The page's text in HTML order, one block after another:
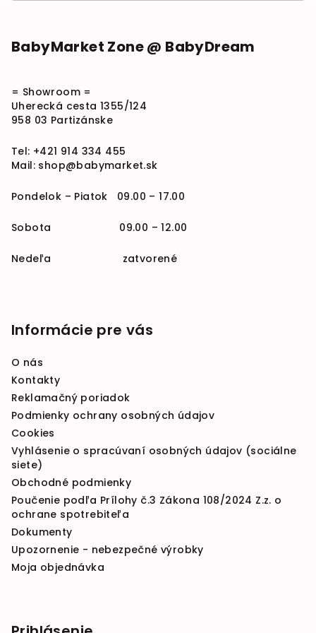
BabyMarket Zone @ BabyDream
= Showroom =
Uherecká cesta 1355/124
958 03 Partizánske
Tel: +421 914 334 455
Mail: shop@babymarket.sk
Pondelok – Piatok 09.00 – 17.00
Sobota 09.00 – 12.00
Nedeľa zatvorené
Informácie pre vás
O nás
Kontakty
Reklamačný poriadok
Podmienky ochrany osobných údajov
Cookies
Vyhlásenie o spracúvaní osobných údajov (sociálne
siete)
Obchodné podmienky
Poučenie podľa Prílohy č.3 Zákona 108/2024 Z.z. o
ochrane spotrebiteľa
Dokumenty
Upozornenie - nebezpečné výrobky
Moja objednávka